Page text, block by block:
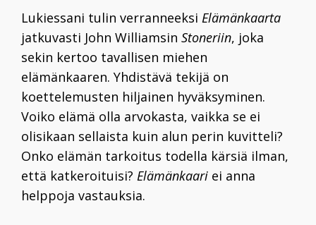
Lukiessani tulin verranneeksi Elämänkaarta
jatkuvasti John Williamsin Stoneriin, joka
sekin kertoo tavallisen miehen
elämänkaaren. Yhdistävä tekijä on
koettelemusten hiljainen hyväksyminen.
Voiko elämä olla arvokasta, vaikka se ei
olisikaan sellaista kuin alun perin kuvitteli?
Onko elämän tarkoitus todella kärsiä ilman,
että katkeroituisi? Elämänkaari ei anna
helppoja vastauksia.